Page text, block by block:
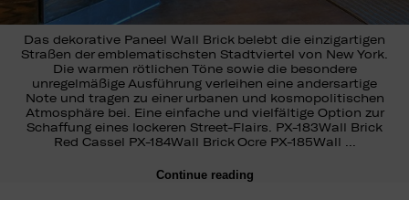
Das dekorative Paneel Wall Brick belebt die einzigartigen
Straßen der emblematischsten Stadtviertel von New York.
Die warmen rötlichen Töne sowie die besondere
unregelmäßige Ausführung verleihen eine andersartige
Note und tragen zu einer urbanen und kosmopolitischen
Atmosphäre bei. Eine einfache und vielfältige Option zur
Schaffung eines lockeren Street-Flairs. PX-183Wall Brick
Red Cassel PX-184Wall Brick Ocre PX-185Wall …
Continue reading